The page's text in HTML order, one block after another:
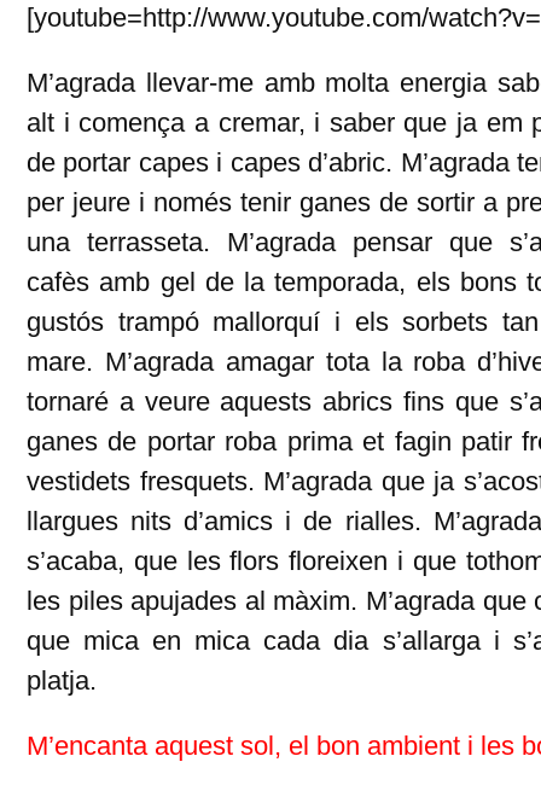
[youtube=http://www.youtube.com/
M’agrada llevar-me amb molta energia
alt i comença a cremar, i saber que ja em
de portar capes i capes d’abric. M’agrada
per jeure i només tenir ganes de sortir a
una terrasseta. M’agrada pensar que
cafès amb gel de la temporada, els bons
gustós trampó mallorquí i els sorbets
mare. M’agrada amagar tota la roba
tornaré a veure aquests abrics fins que
ganes de portar roba prima et fagin patir
vestidets fresquets. M’agrada que ja
llargues nits d’amics i de rialles.
s’acaba, que les flors floreixen i que
les piles apujades al màxim. M’agrada que
que mica en mica cada dia s’allarga i
platja.
M’encanta aquest sol, el bon ambient i les